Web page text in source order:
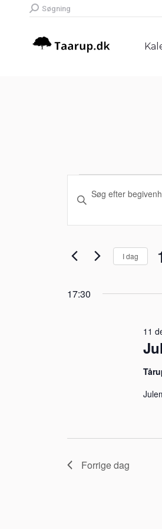
Search:
Søgning
for
11
visninger
nøgleord.
Søg
Begivenheder
nøgleord.
I dag
17:30
11
Forrige dag